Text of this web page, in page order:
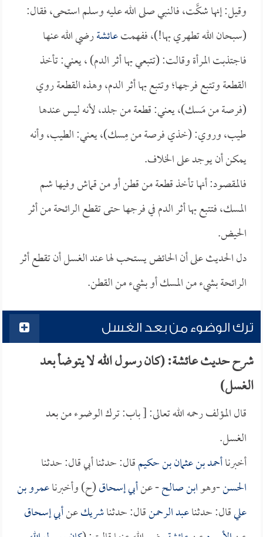
وقيل: إنها شكَّت، فالنبي صلى الله عليه وسلم استحى، فقال:
(سبحان الله تطهري بها!)، ففهمتعائشةرضي الله عنها
فاجتذبت المرأة وقالت: (تتبعي بها أثر الدم) ، يعني: تأخذ
القطعة وتتبع فرجها؛ وتتبع بها أثر الدم، وهذه القطعة روي
(فرصة من مَسك)، يعني: قطعة من جلد، لأنه ليس عندها
طيب، وروي: (خذي فرصة من مِسك)، يعني: الطيب، وأنه
يمكن أن يوجد على الخلاف.
فالمقصود: أنها تأخذ قطعة من قطن أو من قماش وفيها شم
المسك، فتتبع بها أثر الدم في فرجها حتى تقطع الرائحة من أثر
الحيض.
دل الحديث على أن الحائض يستحب لها عند الغسل أن تقطع أثر
الرائحة بشيء من المسك أو بشيء من القطن.
ترك الوضوء من بعد الغسل
شرح حديث عائشة: (كان رسول الله لا يتوضأ بعد
الغسل)
قال المؤلف رحمه الله تعالى: [ باب: ترك الوضوء من بعد
الغسل.
أخبرناأحمد بن عثمان بن حكيمقال: حدثنا أبي قال: حدثنا
الحسن-وهوابن صالح- عنأبي إسحاق(ح) وأخبرناعمرو بن
عليقال: حدثناعبد الرحمنقال: حدثناشريكعنأبي إسحاق